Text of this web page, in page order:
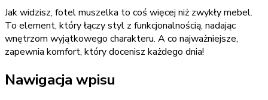
Jak widzisz, fotel muszelka to coś więcej niż zwykły mebel.
To element, który łączy styl z funkcjonalnością, nadając
wnętrzom wyjątkowego charakteru. A co najważniejsze,
zapewnia komfort, który docenisz każdego dnia!
Nawigacja wpisu